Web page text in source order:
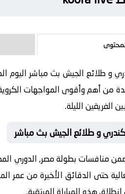
من أهم وأقوى المواجهات الكروية
الفريقين الليلة.
و طلائع الجيش بث مباشر
منافسات بطولة مصر, الدوري
حتى الدقائق الأخيرة من عمر